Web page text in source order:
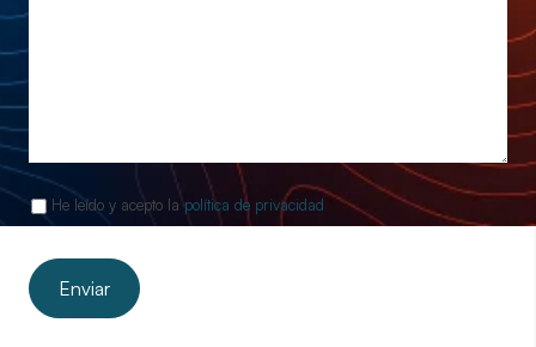
He leído y acepto la política de privacidad